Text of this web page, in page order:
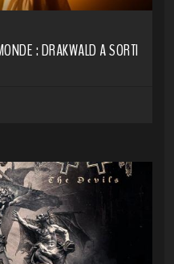
: DRAKWALD A SORTI